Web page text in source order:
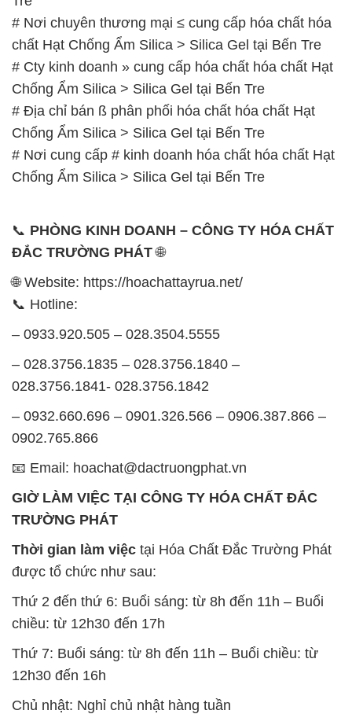
# Nơi chuyên thương mại ≤ cung cấp hóa chất hóa
chất Hạt Chống Ẩm Silica > Silica Gel tại Bến Tre
# Cty kinh doanh » cung cấp hóa chất hóa chất Hạt
Chống Ẩm Silica > Silica Gel tại Bến Tre
# Địa chỉ bán ß phân phối hóa chất hóa chất Hạt
Chống Ẩm Silica > Silica Gel tại Bến Tre
# Nơi cung cấp # kinh doanh hóa chất hóa chất Hạt
Chống Ẩm Silica > Silica Gel tại Bến Tre
📞 PHÒNG KINH DOANH – CÔNG TY HÓA CHẤT
ĐẮC TRƯỜNG PHÁT🌐
🌐 Website: https://hoachattayrua.net/
📞 Hotline:
– 0933.920.505 – 028.3504.5555
– 028.3756.1835 – 028.3756.1840 –
028.3756.1841- 028.3756.1842
– 0932.660.696 – 0901.326.566 – 0906.387.866 –
0902.765.866
📧 Email: hoachat@dactruongphat.vn
GIỜ LÀM VIỆC TẠI CÔNG TY HÓA CHẤT ĐẮC
TRƯỜNG PHÁT
Thời gian làm việc tại Hóa Chất Đắc Trường Phát
được tổ chức như sau:
Thứ 2 đến thứ 6: Buổi sáng: từ 8h đến 11h – Buổi
chiều: từ 12h30 đến 17h
Thứ 7: Buổi sáng: từ 8h đến 11h – Buổi chiều: từ
12h30 đến 16h
Chủ nhật: Nghỉ chủ nhật hàng tuần